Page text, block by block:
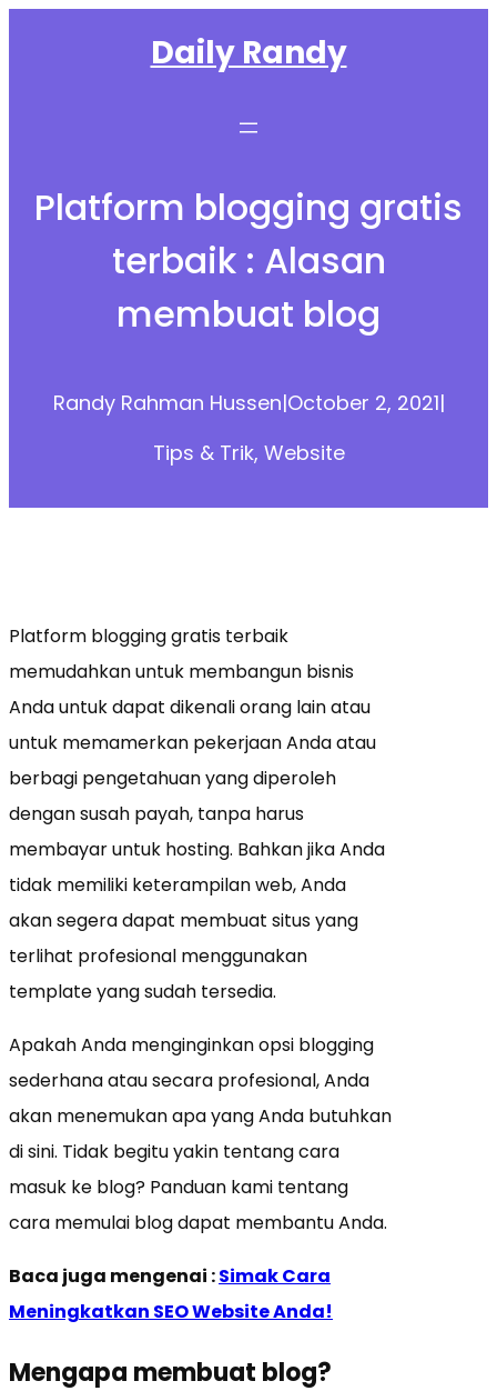
Daily Randy
Platform blogging gratis
terbaik : Alasan
membuat blog
Randy Rahman Hussen|October 2, 2021|
Tips & Trik, Website
Platform blogging gratis terbaik
memudahkan untuk membangun bisnis
Anda untuk dapat dikenali orang lain atau
untuk memamerkan pekerjaan Anda atau
berbagi pengetahuan yang diperoleh
dengan susah payah, tanpa harus
membayar untuk hosting. Bahkan jika Anda
tidak memiliki keterampilan web, Anda
akan segera dapat membuat situs yang
terlihat profesional menggunakan
template yang sudah tersedia.
Apakah Anda menginginkan opsi blogging
sederhana atau secara profesional, Anda
akan menemukan apa yang Anda butuhkan
di sini. Tidak begitu yakin tentang cara
masuk ke blog? Panduan kami tentang
cara memulai blog dapat membantu Anda.
Baca juga mengenai :Simak Cara
Meningkatkan SEO Website Anda!
Mengapa membuat blog?